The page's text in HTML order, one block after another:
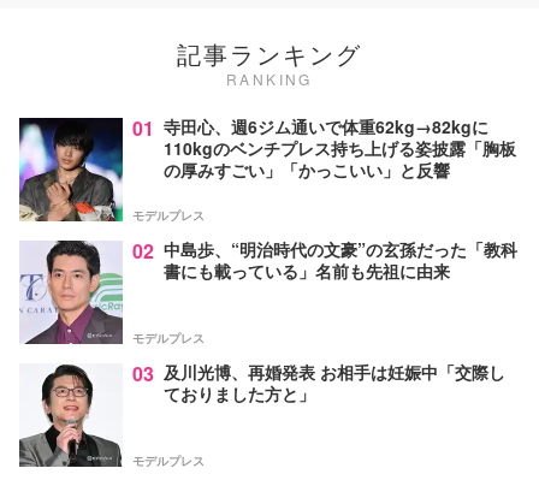
記事ランキング
RANKING
01 寺田心、週6ジム通いで体重62kg→82kgに
110kgのベンチプレス持ち上げる姿披露「胸板
の厚みすごい」「かっこいい」と反響
モデルプレス
02 中島歩、“明治時代の文豪”の玄孫だった「教科
書にも載っている」名前も先祖に由来
モデルプレス
03 及川光博、再婚発表 お相手は妊娠中「交際し
ておりました方と」
モデルプレス